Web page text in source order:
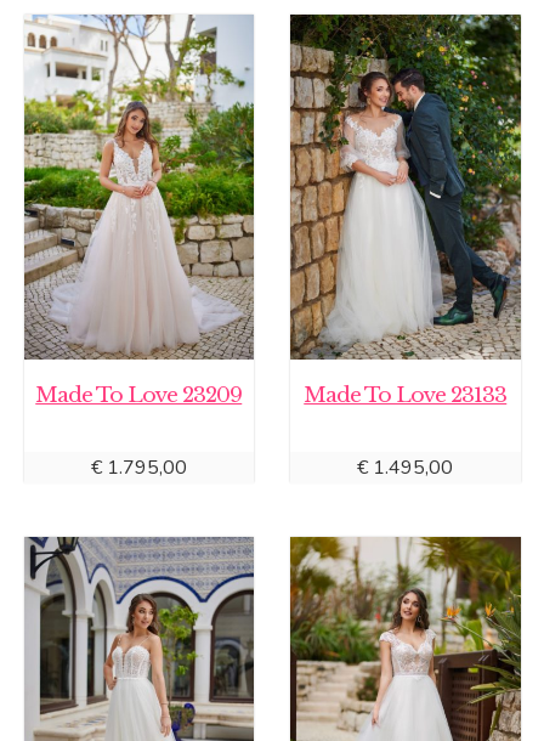
Made To Love 23209
€1.795,00
Made To Love 23133
€1.495,00